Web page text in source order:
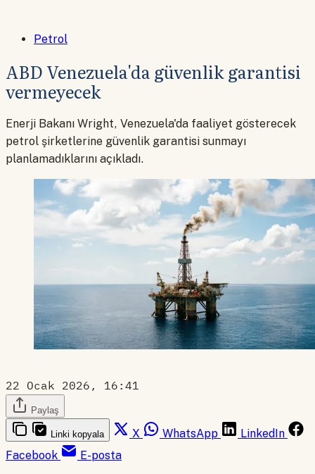
Petrol
ABD Venezuela'da güvenlik garantisi
vermeyecek
Enerji Bakanı Wright, Venezuela'da faaliyet gösterecek
petrol şirketlerine güvenlik garantisi sunmayı
planlamadıklarını açıkladı.
22 Ocak 2026, 16:41
Paylaş
Linki kopyala X WhatsApp
LinkedIn
Facebook
E-posta